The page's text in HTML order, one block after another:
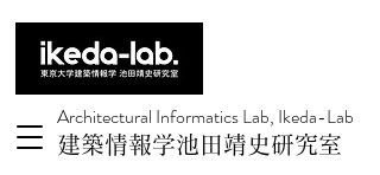
Architectural Informatics Lab, Ikeda-Lab
建築情報学池田靖史研究室